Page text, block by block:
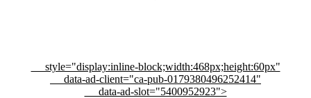
style="display:inline-block;width:468px;height:60px"
data-ad-client="ca-pub-0179380496252414"
data-ad-slot="5400952923">